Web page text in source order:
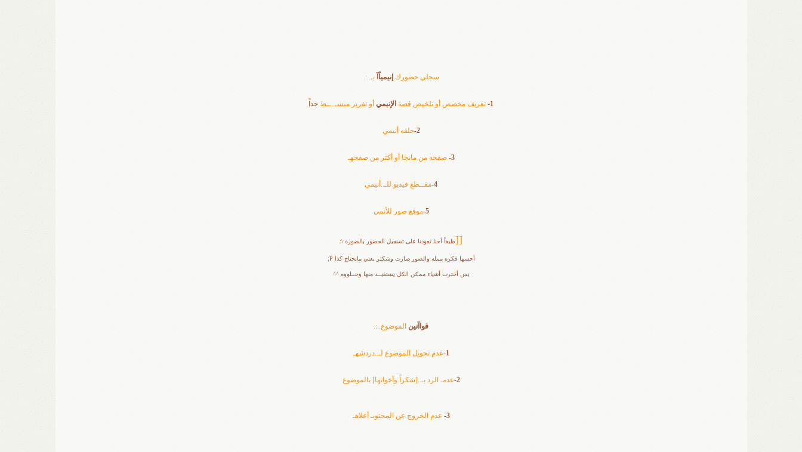
سجلي حضورك إنيمياًآ بـ..:.
1- تعريف مخصص أو تلخيص قصة الإنيمي أو تقرير مبسـ..ــط جداً
2- حلقه أنيمي
3- صفحه من مانجا أو أكثر من صفحهـ
4- مقــطع فيديو للـ..أنيمي
5- موقع صور للأنمي
[[طبعاً أحنا تعودنا على تسجيل الحضور بالصوره \:
أحسها فكره ممله والصور صارت وشكثر يعني مايحتاج كذا P;
بس أخترت أشياء ممكن الكل يستفيــد منها وحــلووه ^^
قواآنين الموضوع..:.
1- عدم تحويل الموضوع لـ..دردشهـ
2- عدمـ الرد بـ..[شكراً وأخواتها] بالموضوع
3- عدم الخروج عن المحتوىـ أعلاهـ